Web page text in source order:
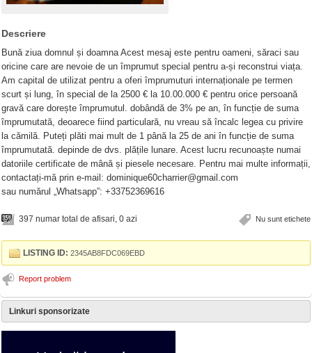
Descriere
Bună ziua domnul și doamna Acest mesaj este pentru oameni, săraci sau
oricine care are nevoie de un împrumut special pentru a-și reconstrui viața.
Am capital de utilizat pentru a oferi împrumuturi internaționale pe termen
scurt și lung, în special de la 2500 € la 10.00.000 € pentru orice persoană
gravă care dorește împrumutul. dobândă de 3% pe an, în funcție de suma
împrumutată, deoarece fiind particulară, nu vreau să încalc legea cu privire
la cămilă. Puteți plăti mai mult de 1 până la 25 de ani în funcție de suma
împrumutată. depinde de dvs. plățile lunare. Acest lucru recunoaște numai
datoriile certificate de mână și piesele necesare. Pentru mai multe informații,
contactați-mă prin e-mail: dominique60charrier@gmail.com
sau numărul „Whatsapp”: +33752369616
Nu sunt etichete
397 numar total de afisari, 0 azi
LISTING ID: 2345AB8FDC069EBD
Report problem
Linkuri sponsorizate